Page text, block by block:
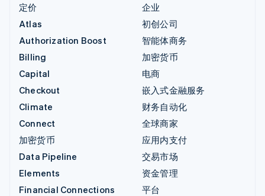
定价
Atlas
Authorization Boost
Billing
Capital
Checkout
Climate
Connect
加密货币
Data Pipeline
Elements
Financial Connections
企业
初创公司
智能体商务
加密货币
电商
嵌入式金融服务
财务自动化
全球商家
应用内支付
交易市场
资金管理
平台